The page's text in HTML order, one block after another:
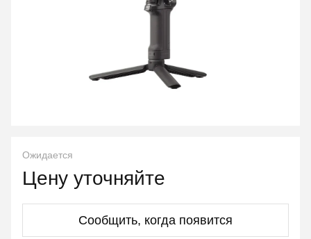
Ожидается
Цену уточняйте
Сообщить, когда появится